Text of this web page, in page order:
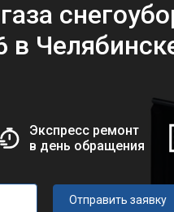
в
Экспресс ремонт
в день обращения
Отправить заявку